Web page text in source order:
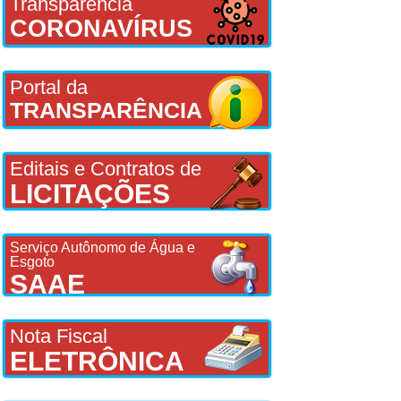
CORONAVÍRUS
Portal da
TRANSPARÊNCIA
Editais e Contratos de
LICITAÇÕES
Serviço Autônomo de Água e
Esgoto
SAAE
Nota Fiscal
ELETRÔNICA